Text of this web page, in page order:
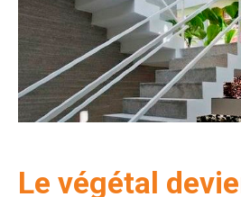
Le végétal